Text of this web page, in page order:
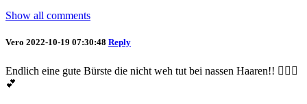
Show all comments
Vero 2022-10-19 07:30:48 Reply
Endlich eine gute Bürste die nicht weh tut bei nassen Haaren!! 🙋🏻‍♀️
💕